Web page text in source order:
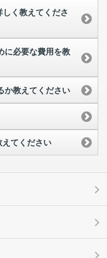
しく教えてくださ
に必要な費用を教
か教えてください
てください